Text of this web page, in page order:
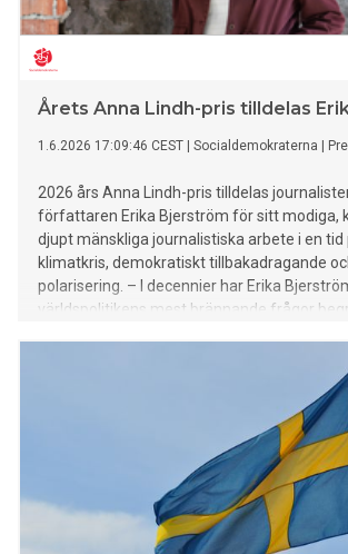
Årets Anna Lindh-pris tilldelas
1.6.2026 17:09:46 CEST Socialdemokraterna
2026 års Anna Lindh-pris tilldelas
författaren Erika Bjerström för sitt modiga,
djupt mänskliga journalistiska arbete i en tid
klimatkris, demokratiskt tillbakadragande
polarisering. – I decennier har Erika
världspolitikens mest brännande frågor
på demokrati och det öppna samtalet säger
Linde, ordförande i Anna Lindhs
Anna Lindhs minnesfond ut ett
2026 tilldelas den nätbaserade tidskriften
Blankspot ger röst åt människor och
etablerade makt- och mediecentrum.
stärks journalistikens
oberoende genom att Blankspot är en
finansieras av sina läsare, säger Ann Linde.